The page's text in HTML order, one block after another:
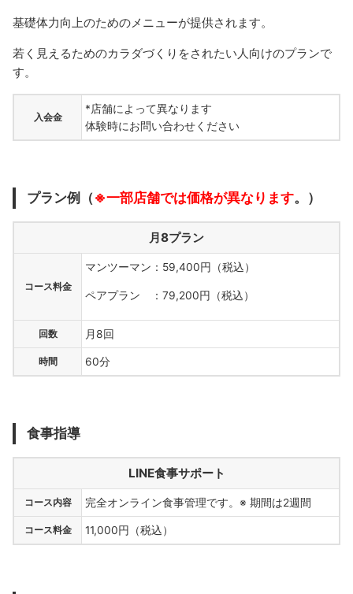
基礎体力向上のためのメニューが提供されます。
若く見えるためのカラダづくりをされたい人向けのプランで
す。
入会金
*店舗によって異なります
体験時にお問い合わせください
プラン例（ ※一部店舗では価格が異なります。）
月8プラン
コース料金
マンツーマン：59,400円（税込）
ペアプラン ：79,200円（税込）
回数 月8回
時間 60分
食事指導
LINE食事サポート
コース内容 完全オンライン食事管理です。※ 期間は2週間
コース料金 11,000円（税込）